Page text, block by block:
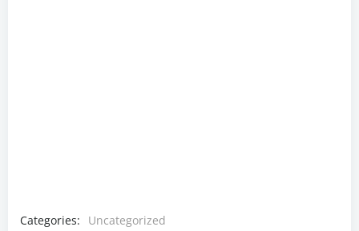
Categories:
Uncategorized